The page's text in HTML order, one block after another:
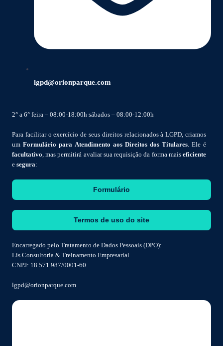
lgpd@orionparque.com
2° a 6° feira – 08:00-18:00h sábados – 08:00-12:00h
Para facilitar o exercício de seus direitos relacionados à LGPD, criamos
um Formulário para Atendimento aos Direitos dos Titulares. Ele é
facultativo, mas permitirá avaliar sua requisição da forma mais eficiente
e segura:
Formulário
Termos de uso do site
Encarregado pelo Tratamento de Dados Pessoais (DPO):
Lis Consultoria & Treinamento Empresarial
CNPJ: 18.571.987/0001-60
lgpd@orionparque.com